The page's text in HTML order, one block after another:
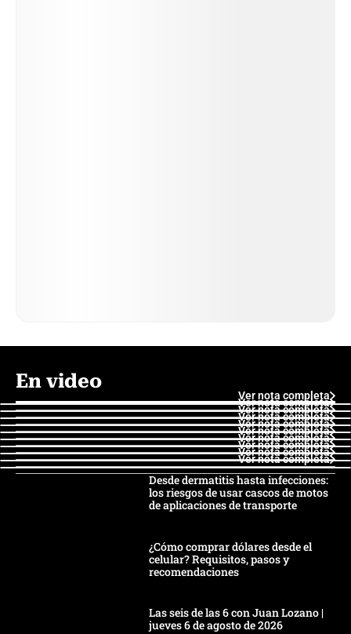
En video
Ver nota completa
Ver nota completa
Ver nota completa
Ver nota completa
Ver nota completa
Ver nota completa
Ver nota completa
Ver nota completa
Ver nota completa
Ver nota completa
Desde dermatitis hasta infecciones:
los riesgos de usar cascos de motos
de aplicaciones de transporte
¿Cómo comprar dólares desde el
celular? Requisitos, pasos y
recomendaciones
Las seis de las 6 con Juan Lozano |
jueves 6 de agosto de 2026